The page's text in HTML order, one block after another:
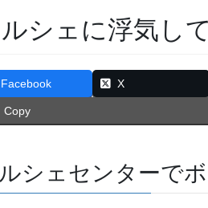
シェに浮気し
Facebook X
Copy
シェセンターで